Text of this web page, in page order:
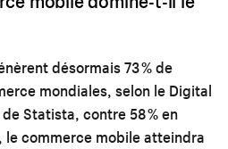
désormais 73 % de
mondiales, selon le Digital
Statista, contre 58 % en
le commerce mobile atteindra